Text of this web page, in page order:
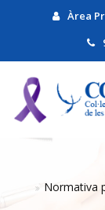
Àrea
Normativa